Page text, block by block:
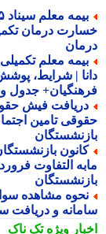
درمان تکمیلی
| شرایط، پوشش
جدول وضعیت
تامین
بازنشستگان
مشاهده سوابق
و دریافت
ویژهتک ناک